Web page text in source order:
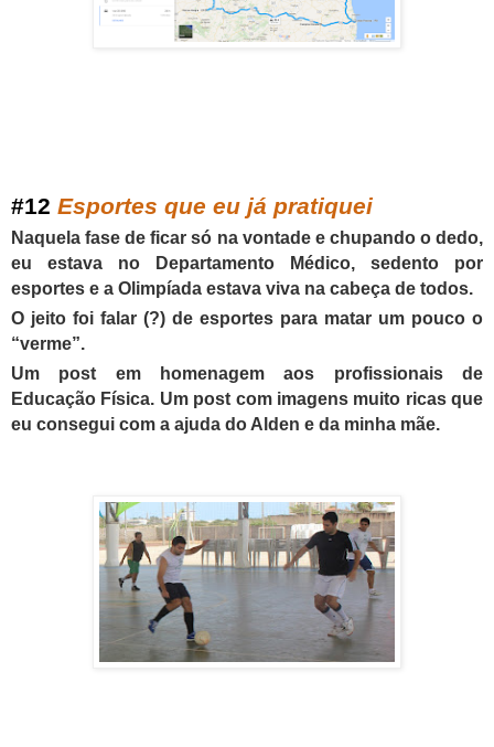
#12 Esportes que eu já pratiquei
Naquela fase de ficar só na vontade e chupando o dedo,
eu estava no Departamento Médico, sedento por
esportes e a Olimpíada estava viva na cabeça de todos.
O jeito foi falar (?) de esportes para matar um pouco o
“verme”.
Um post em homenagem aos profissionais de
Educação Física. Um post com imagens muito ricas que
eu consegui com a ajuda do Alden e da minha mãe.